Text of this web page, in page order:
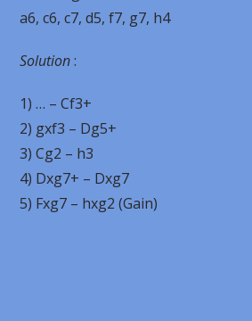
a6, c6, c7, d5, f7, g7, h4
Solution:
1) … – Cf3+
2) gxf3 – Dg5+
3) Cg2 – h3
4) Dxg7+ – Dxg7
5) Fxg7 – hxg2 (Gain)